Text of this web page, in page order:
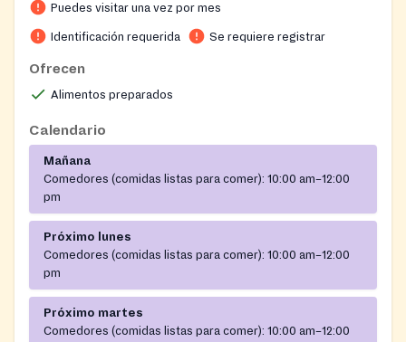
Clients can only come once a month.
On-site registration required
Puedes visitar una vez por mes
Identificación requerida Se requiere registrar
Ofrecen
Alimentos preparados
Calendario
Mañana
Comedores (comidas listas para comer): 10:00 am–12:00
pm
Próximo lunes
Comedores (comidas listas para comer): 10:00 am–12:00
pm
Próximo martes
Comedores (comidas listas para comer): 10:00 am–12:00